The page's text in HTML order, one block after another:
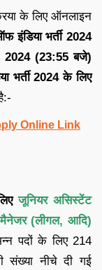
के लिए ऑनलाइन
इंडिया भर्ती 2024
(23:55 बजे)
भर्ती 2024 के लिए
Online Link
जूनियर असिस्टेंट
(लीगल, आदि)
पदों के लिए 214
संख्या नीचे दी गई